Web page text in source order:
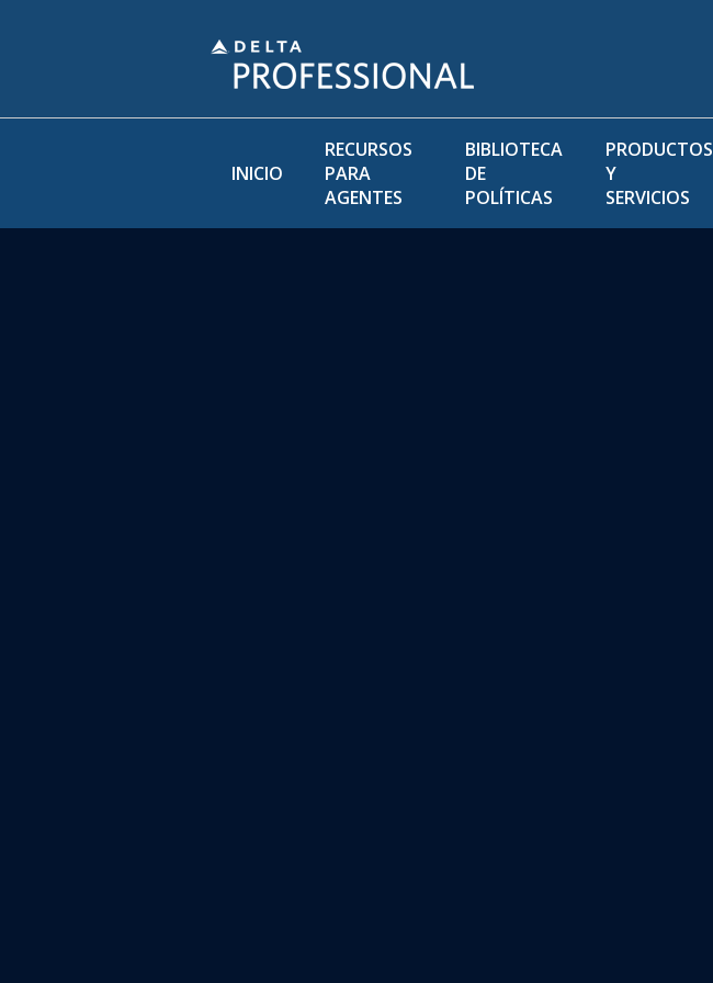
INICIO
RECURSOS
PARA
AGENTES
BIBLIOTECA
DE
POLÍTICAS
PRODUCTOS
Y
SERVICIOS